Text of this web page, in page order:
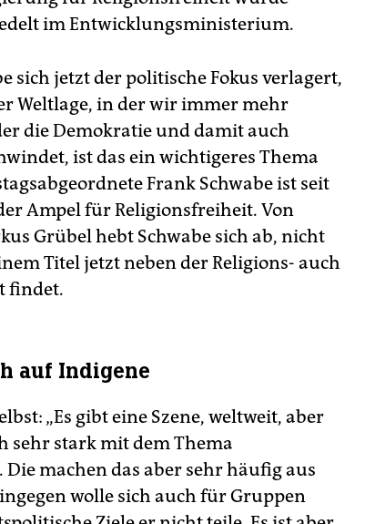
im Entwicklungsministerium.
sich jetzt der politische Fokus verlagert,
Weltlage, in der wir immer mehr
die Demokratie und damit auch
ist das ein wichtigeres Thema
Frank Schwabe ist seit
Ampel für Religionsfreiheit. Von
Grübel hebt Schwabe sich ab, nicht
Titel jetzt neben der Religions- auch
findet.
auf Indigene
„Es gibt eine Szene, weltweit, aber
sehr stark mit dem Thema
machen das aber sehr häufig aus
wolle sich auch für Gruppen